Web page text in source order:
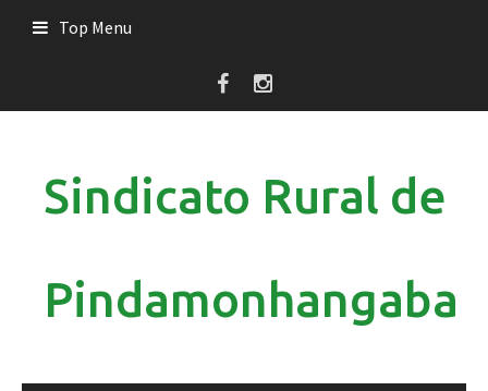
Top Menu
Sindicato Rural de
Pindamonhangaba